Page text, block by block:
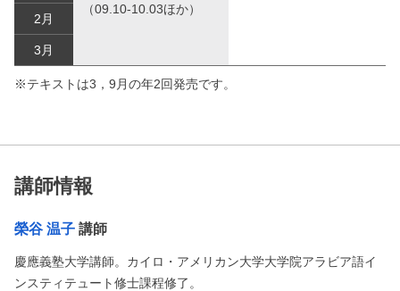
（09.10-10.03ほか）
2月
3月
※テキストは3，9月の年2回発売です。
講師情報
榮谷 温子 講師
慶應義塾大学講師。カイロ・アメリカン大学大学院アラビア語イ
ンスティテュート修士課程修了。